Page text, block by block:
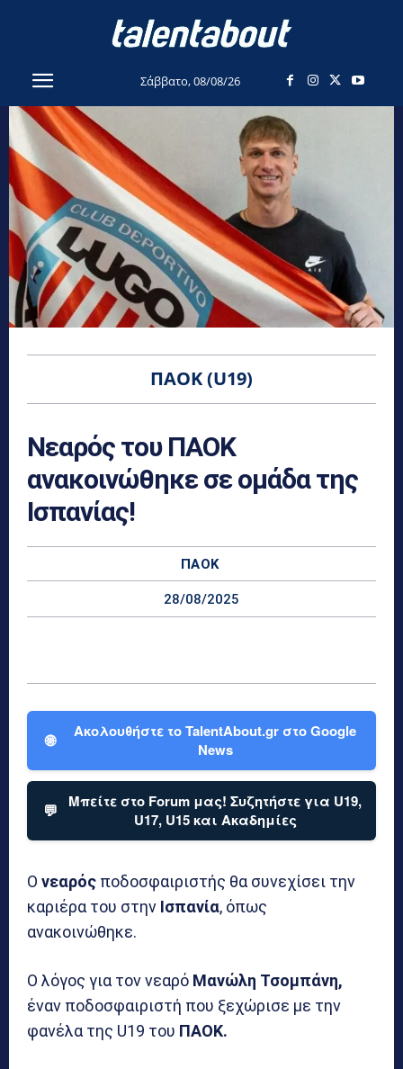
Σάββατο, 08/08/26
ΠΑΟΚ (U19)
Νεαρός του ΠΑΟΚ
ανακοινώθηκε σε ομάδα της
Ισπανίας!
ΠΑΟΚ
28/08/2025
🌐
Ακολουθήστε το TalentAbout.gr στο Google
News
💬
Μπείτε στο Forum μας! Συζητήστε για U19,
U17, U15 και Ακαδημίες
Ο νεαρός ποδοσφαιριστής θα συνεχίσει την
καριέρα του στην Ισπανία, όπως
ανακοινώθηκε.
Ο λόγος για τον νεαρό Μανώλη Τσομπάνη,
έναν ποδοσφαιριστή που ξεχώρισε με την
φανέλα της U19 του ΠΑΟΚ.